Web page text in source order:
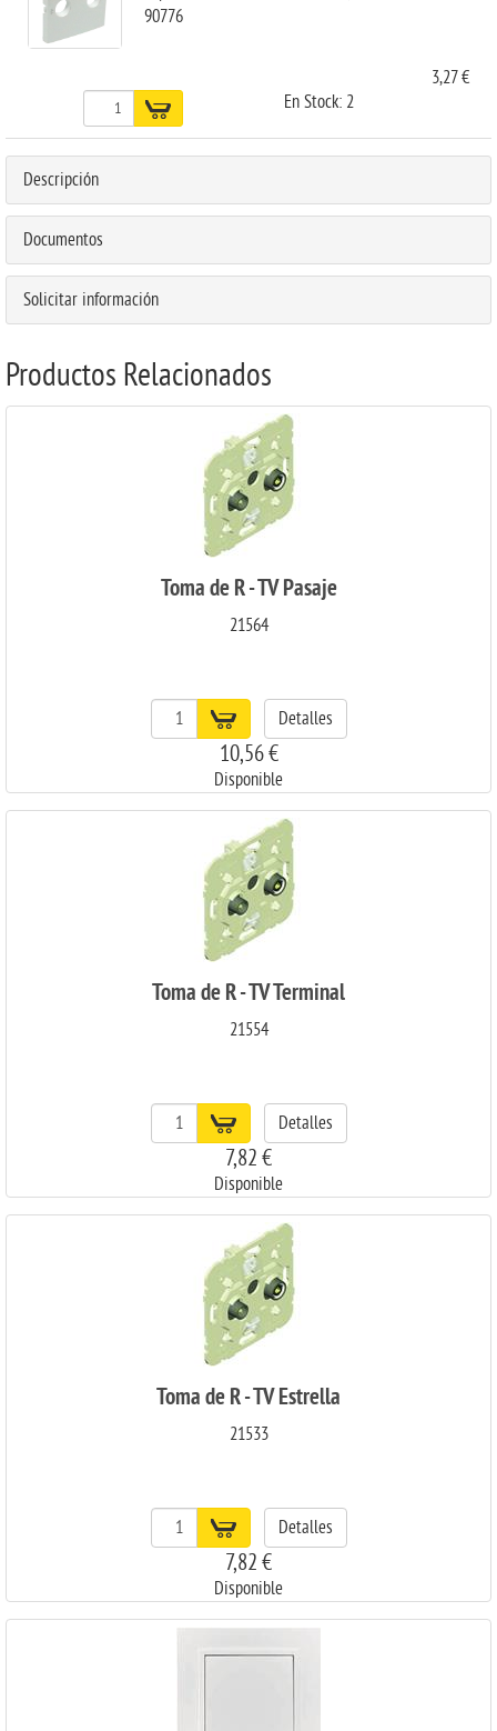
90776
3,27 €
En Stock: 2
Descripción
Documentos
Solicitar información
Productos Relacionados
Toma de R - TV Pasaje
21564
Detalles
10,56 €
Disponible
Toma de R - TV Terminal
21554
Detalles
7,82 €
Disponible
Toma de R - TV Estrella
21533
Detalles
7,82 €
Disponible